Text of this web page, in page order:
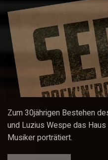
Zum 30jährigen Bestehen
und Luzius Wespe das
Musiker porträtiert.